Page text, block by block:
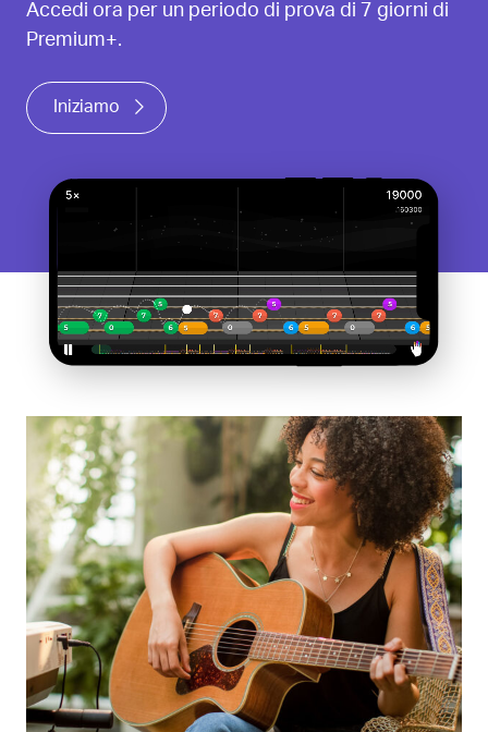
Accedi ora per un periodo di prova di 7 giorni di
Premium+.
Iniziamo